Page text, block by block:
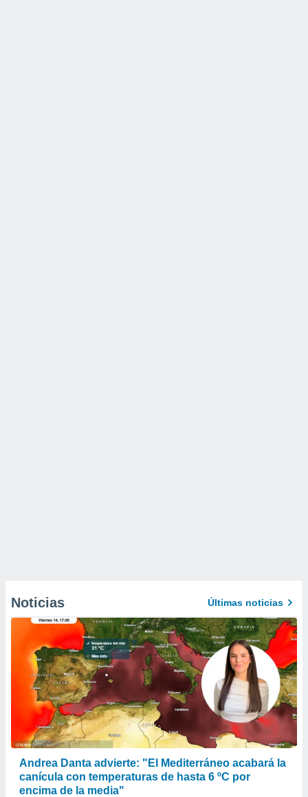
Noticias Últimas noticias
Andrea Danta advierte: "El Mediterráneo acabará la
canícula con temperaturas de hasta 6 ºC por
encima de la media"